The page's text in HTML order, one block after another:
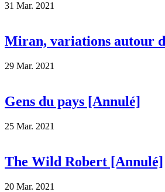
31 Mar. 2021
Miran, variations autour
29 Mar. 2021
Gens du pays [Annulé]
25 Mar. 2021
The Wild Robert [Annulé]
20 Mar. 2021